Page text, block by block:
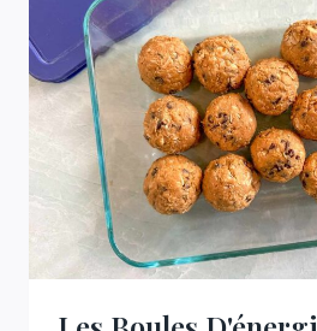
D’ŒUFS
EST
AUSSI
LA
PLUS
SIMPLE
30
MINUTES